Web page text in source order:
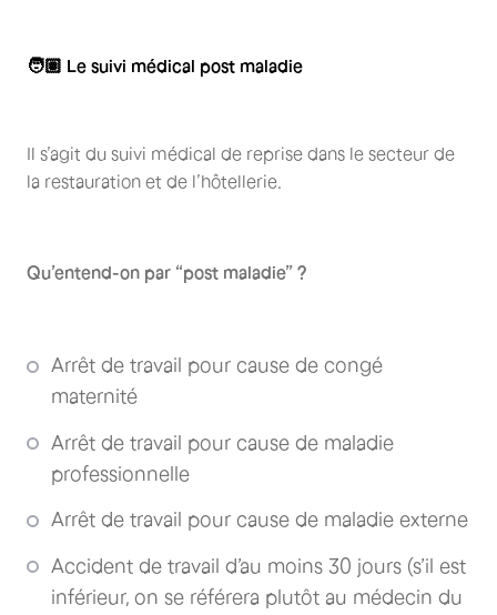
🧑🏽 Le suivi médical post maladie
Il s’agit du suivi médical de reprise dans le secteur de
la restauration et de l’hôtellerie.
Qu’entend-on par “post maladie” ?
Arrêt de travail pour cause de congé
maternité
Arrêt de travail pour cause de maladie
professionnelle
Arrêt de travail pour cause de maladie externe
Accident de travail d’au moins 30 jours (s’il est
inférieur, on se référera plutôt au médecin du